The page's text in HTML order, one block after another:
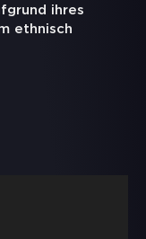
ihres
ethnisch